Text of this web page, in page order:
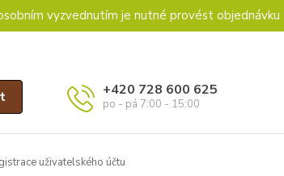
vyzvednutím je nutné provést objednávku
+420 728 600 625
po - pá 7:00 - 15:00
uživatelského účtu